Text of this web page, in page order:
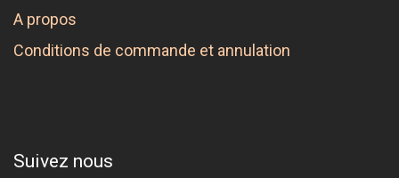
A propos
Conditions de commande et annulation
Suivez nous